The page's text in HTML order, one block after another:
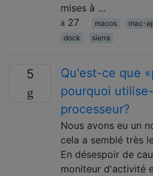
mises à …
27
macos mac-
dock
sierra
5
Qu'est-ce que
pourquoi
processeur?
Nous avons eu un
cela a semblé très
En désespoir de
moniteur d'activité